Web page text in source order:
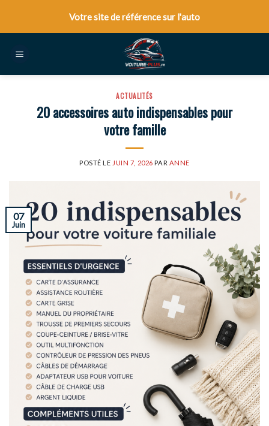
content
Votre site de référence sur l'auto
ACTUALITÉS
20 accessoires auto indispensables pour
votre famille
POSTÉ LE JUIN 7, 2026 PAR ANNE
07
Juin